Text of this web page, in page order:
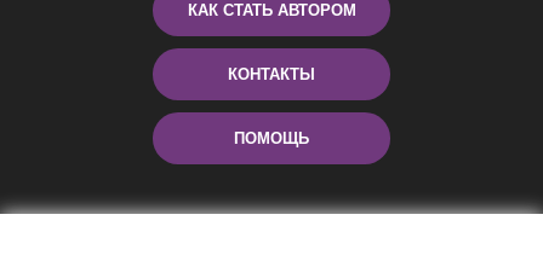
КАК СТАТЬ АВТОРОМ
КОНТАКТЫ
ПОМОЩЬ